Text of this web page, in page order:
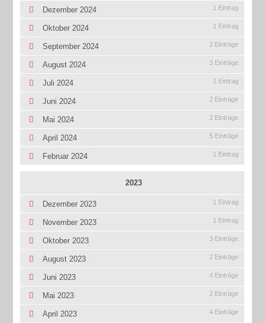
Dezember 2024 1 Eintrag
Oktober 2024 1 Eintrag
September 2024 2 Einträge
August 2024 3 Einträge
Juli 2024 1 Eintrag
Juni 2024 2 Einträge
Mai 2024 2 Einträge
April 2024 5 Einträge
Februar 2024 1 Eintrag
2023
Dezember 2023 1 Eintrag
November 2023 1 Eintrag
Oktober 2023 3 Einträge
August 2023 2 Einträge
Juni 2023 4 Einträge
Mai 2023 2 Einträge
April 2023 4 Einträge